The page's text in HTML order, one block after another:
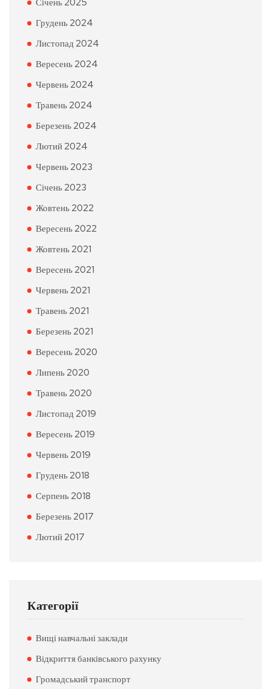
Січень 2025
Грудень 2024
Листопад 2024
Вересень 2024
Червень 2024
Травень 2024
Березень 2024
Лютий 2024
Червень 2023
Січень 2023
Жовтень 2022
Вересень 2022
Жовтень 2021
Вересень 2021
Червень 2021
Травень 2021
Березень 2021
Вересень 2020
Липень 2020
Травень 2020
Листопад 2019
Вересень 2019
Червень 2019
Грудень 2018
Серпень 2018
Березень 2017
Лютий 2017
Категорії
Вищі навчальні заклади
Відкриття банківського рахунку
Громадський транспорт